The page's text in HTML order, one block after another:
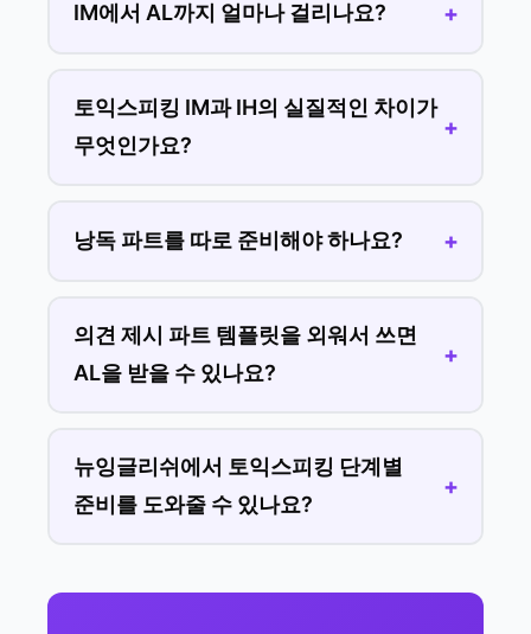
IM에서 AL까지 얼마나 걸리나요?
토익스피킹 IM과 IH의 실질적인 차이가
무엇인가요?
낭독 파트를 따로 준비해야 하나요?
의견 제시 파트 템플릿을 외워서 쓰면
AL을 받을 수 있나요?
뉴잉글리쉬에서 토익스피킹 단계별
준비를 도와줄 수 있나요?